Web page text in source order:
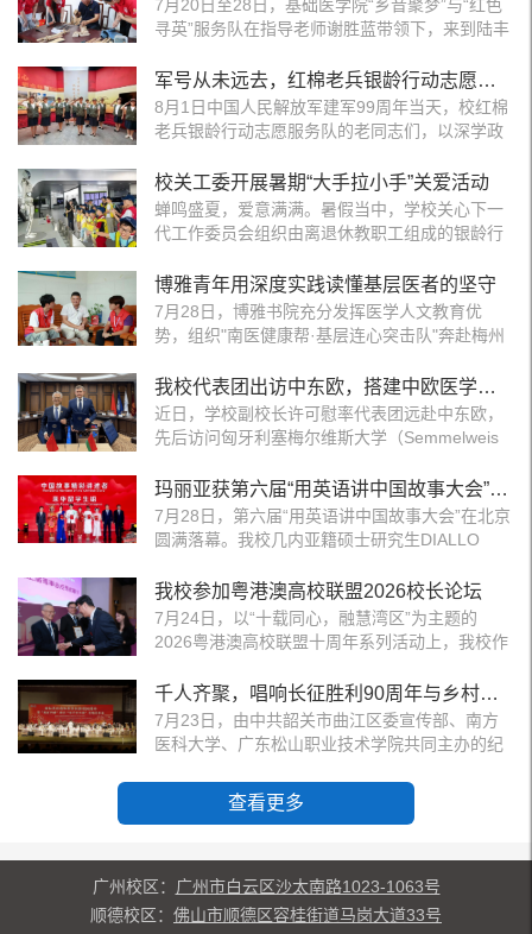
山水相依、竹林绵延...
口，以医者初心为基层群众送上全方位“健康民生
障抵达光辉村后，队员们即刻开启蚊媒专项监测
工作。作为聚焦蚊媒传染病防控的特色志愿服务
队伍，突击队...
7月20日至28日，基础医学院“乡音聚梦”与“红色
寻英”服务队在指导老师谢胜蓝带领下，来到陆丰
康义诊、急救科普、防汛防疫、资助宣讲、医保
调研、非遗探访等多元主题，将思政教育与医学
惠民服务深度融合，在粤东乡土上书写了新时代
青春答卷。红色访谈与上门义诊温暖同行服务队
联合共青团陆丰市委员会、河西街道团委、河西
街道退役...
军号从未远去，红棉老兵银龄行动志愿者在粤中热土重遇初心
8月1日中国人民解放军建军99周年当天，校红棉
老兵银龄行动志愿服务队的老同志们，以深学政
军节，写下了“退役不褪色、初心永传承”的生动
注脚。专题学习后，红棉老兵银龄志愿者们走进
中国人民解放军粤中纵队纪念馆，开展“重走粤中
烽火，在粤中热土重温建军初心。参观粤中纵队
纪念馆就是一堂“流动的思政课”。泛黄的历史照
片、锈迹斑...
校关工委开展暑期“大手拉小手”关爱活动
蝉鸣盛夏，爱意满满。暑假当中，学校关心下一
代工作委员会组织由离退休教职工组成的银龄行
小手”关爱活动。破冰启航 · 感知南医活动第一
天，老少们在轻松愉快的破冰游戏中迅速拉近了
彼此的距离，认识了新朋友，结对相伴，欢声笑
淌。银龄志愿者们带领青少年走进校史馆参观。
近2500平方米的展馆内，珍贵的历史照片、泛黄
的教案手稿、承载记...
博雅青年用深度实践读懂基层医者的坚守
7月28日，博雅书院充分发挥医学人文教育优
势，组织"南医健康帮·基层连心突击队"奔赴梅州
医疗实践之路。团队聚焦基层村医深度访谈、跟
岗诊疗纪实拍摄、人文短片素材采集三大核心工
作，以公共卫生管理青年视角，探索医学生与基
的全新实践模式。以人文视角解码基层医者精神
图谱本次实践将叙事医学作为核心方法论，聚
焦"医者坚守、温情医患、...
我校代表团出访中东欧，搭建中欧医学合作新桥梁
近日，学校副校长许可慰率代表团远赴中东欧，
先后访问匈牙利塞梅尔维斯大学（Semmelweis
国家科学院医学部，开展系列高层会晤与实地调
研，以务实交流书写中欧医学科教合作新篇章。
学校国际交流与合作处、科研院、公共卫生学
出访。回访塞梅尔维斯大学，筑牢中匈医学合作
纽带7 月 27 日，代表团到访匈牙利塞梅尔维斯大
学，与校方开展高层...
玛丽亚获第六届“用英语讲中国故事大会”全国总展演第二名
7月28日，第六届“用英语讲中国故事大会”在北京
圆满落幕。我校几内亚籍硕士研究生DIALLO
展演，凭借真挚的演讲与精彩的才艺展示，斩获
全国第二名，并获得“超越之星”奖项。本届总决
赛以“中国的发展与我的未来”为题，设置主题演
激烈。比赛现场，玛丽亚以细腻独特的视角讲述
了专属她的中国故事。随着广州医疗国际旅游中
心高质量建设发展...
我校参加粤港澳高校联盟2026校长论坛
7月24日，以“十载同心，融慧湾区”为主题的
2026粤港澳高校联盟十周年系列活动上，我校作
与，在成果回顾、议题审议、论坛分享等多个环
节发出医学教育协同的南医之声，为联盟下一个
十年的发展建言献策。活动在香港中文大学举
合作与交流司、中央驻港联络办及粤港澳三地教
育主管部门200余名代表参会，全面回顾联盟十
年建设成果。我校作为联...
千人齐聚，唱响长征胜利90周年与乡村振兴的双重强音
7月23日，由中共韶关市曲江区委宣传部、南方
医科大学、广东松山职业技术学院共同主办的纪
工程”专场音乐会在曲江精彩上演。这是继今年三
月在韶关仁化县石塘镇成功首演后，“医声筑梦”
场专场演出。曲江区委领导，南方医科大学和广
东松山职业技术学院领导，“双百行动”驻曲江区
服务队负责人，与当地人民子弟兵、教育工作
查看更多
广州校区： 广州市白云区沙太南路1023-1063号
顺德校区： 佛山市顺德区容桂街道马岗大道33号